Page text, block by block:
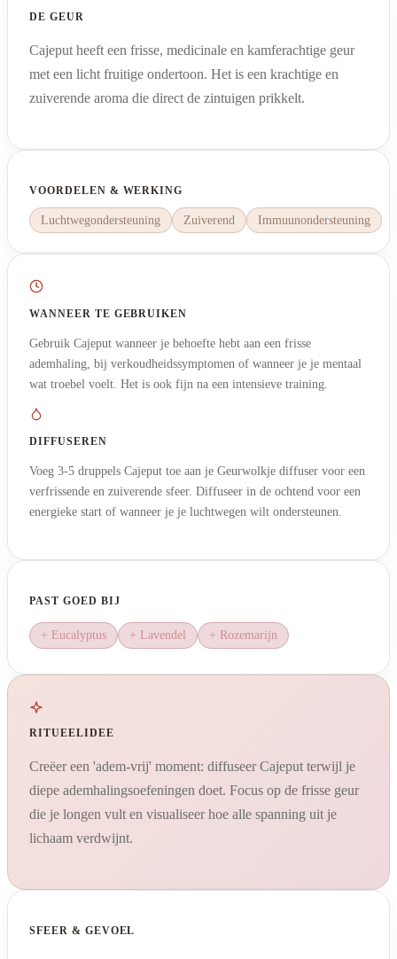
DE GEUR
Cajeput heeft een frisse, medicinale en kamferachtige geur
met een licht fruitige ondertoon. Het is een krachtige en
zuiverende aroma die direct de zintuigen prikkelt.
VOORDELEN & WERKING
Luchtwegondersteuning Zuiverend Immuunondersteuning
WANNEER TE GEBRUIKEN
Gebruik Cajeput wanneer je behoefte hebt aan een frisse
ademhaling, bij verkoudheidssymptomen of wanneer je je mentaal
wat troebel voelt. Het is ook fijn na een intensieve training.
DIFFUSEREN
Voeg 3-5 druppels Cajeput toe aan je Geurwolkje diffuser voor een
verfrissende en zuiverende sfeer. Diffuseer in de ochtend voor een
energieke start of wanneer je je luchtwegen wilt ondersteunen.
PAST GOED BIJ
+ Eucalyptus + Lavendel + Rozemarijn
RITUEELIDEE
Creëer een 'adem-vrij' moment: diffuseer Cajeput terwijl je
diepe ademhalingsoefeningen doet. Focus op de frisse geur
die je longen vult en visualiseer hoe alle spanning uit je
lichaam verdwijnt.
SFEER & GEVOEL